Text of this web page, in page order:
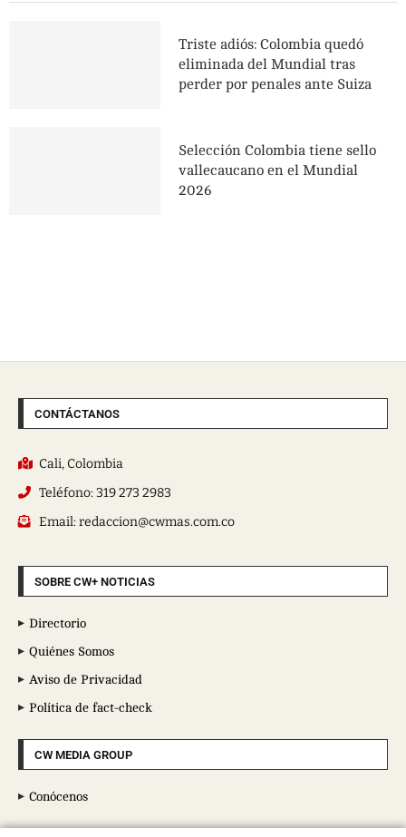
Triste adiós: Colombia quedó
eliminada del Mundial tras
perder por penales ante Suiza
Selección Colombia tiene sello
vallecaucano en el Mundial
2026
CONTÁCTANOS
Cali, Colombia
Teléfono: 319 273 2983
Email: redaccion@cwmas.com.co
SOBRE CW+ NOTICIAS
Directorio
Quiénes Somos
Aviso de Privacidad
Política de fact-check
CW MEDIA GROUP
Conócenos